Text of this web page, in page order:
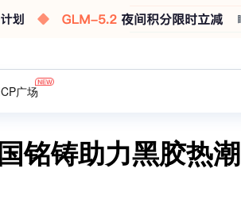
广场
铭铸助力黑胶热潮